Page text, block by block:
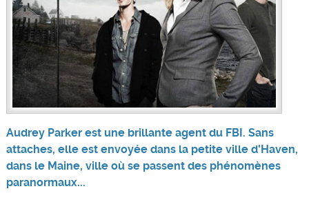
Audrey Parker est une brillante agent du FBI. Sans
attaches, elle est envoyée dans la petite ville d'Haven,
dans le Maine, ville où se passent des phénomènes
paranormaux...